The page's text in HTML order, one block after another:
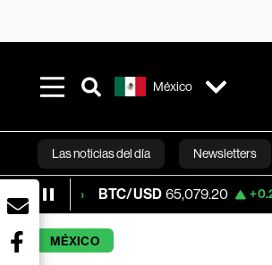
México
Las noticias del día Newsletters
BTC/USD 65,079.20 +0.22%
MÉXICO